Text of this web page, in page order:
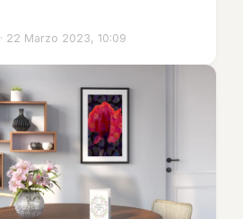
· 22 Marzo 2023, 10:09